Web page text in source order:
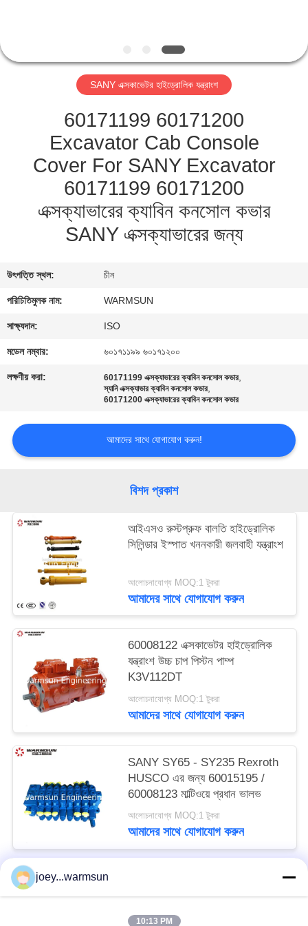
যোগাযোগ
আবেদন
PRIVACY
POLICY
SANY এক্সকাভেটর হাইড্রোলিক যন্ত্রাংশ
60171199 60171200
Excavator Cab Console
Cover For SANY Excavator
60171199 60171200
এক্সক্যাভারের ক্যাবিন কনসোল কভার
SANY এক্সক্যাভারের জন্য
উৎপত্তি স্থল: চীন
পরিচিতিমুলক নাম: WARMSUN
সাক্ষ্যদান: ISO
মডেল নম্বার: ৬০১৭১১৯৯ ৬০১৭১২০০
লক্ষণীয় করা: 60171199 এক্সক্যাভারের ক্যাবিন কনসোল কভার,
স্যানি এক্সক্যাভার ক্যাবিন কনসোল কভার,
60171200 এক্সক্যাভারের ক্যাবিন কনসোল কভার
আমাদের সাথে যোগাযোগ করুন!
বিশদ প্রকাশ
আইএসও রুস্টপ্রুফ বালতি হাইড্রোলিক
সিলিন্ডার ইস্পাত খননকারী জলবাহী যন্ত্রাংশ
আলোচনাযোগ্য MOQ:1 টুকরা
আমাদের সাথে যোগাযোগ করুন
60008122 এক্সকাভেটর হাইড্রোলিক
যন্ত্রাংশ উচ্চ চাপ পিস্টন পাম্প
K3V112DT
আলোচনাযোগ্য MOQ:1 টুকরা
আমাদের সাথে যোগাযোগ করুন
SANY SY65 - SY235 Rexroth
HUSCO এর জন্য 60015195 /
60008123 মাল্টিওয়ে প্রধান ভালভ
আলোচনাযোগ্য MOQ:1 টুকরা
আমাদের সাথে যোগাযোগ করুন
joey...warmsun
10:13 PM